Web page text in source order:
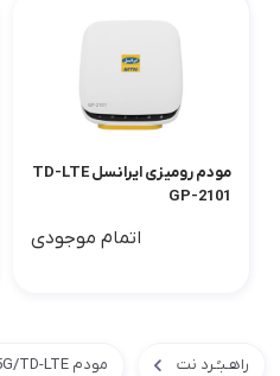
مودم رومیزی ایرانسل TD-LTE
GP-2101
اتمام موجودی
راهـبـُـرد نت مودم 3G/4G/5G/TD-LTE